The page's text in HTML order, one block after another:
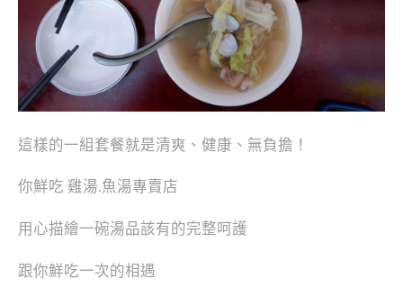
這樣的一組套餐就是清爽、健康、無負擔！
你鮮吃 雞湯.魚湯專賣店
用心描繪一碗湯品該有的完整呵護
跟你鮮吃一次的相遇